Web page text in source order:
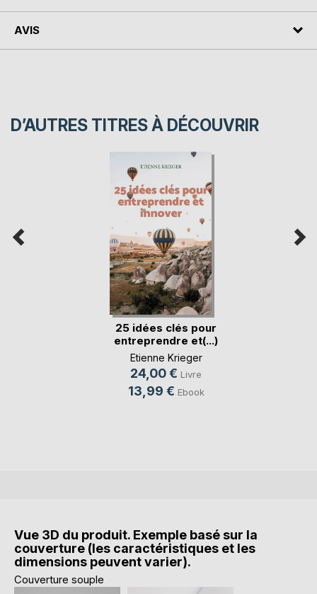
AVIS
D’AUTRES TITRES À DÉCOUVRIR
25 idées clés pour
entreprendre et(...)
Etienne Krieger
24,00 € Livre
13,99 € Ebook
Vue 3D du produit. Exemple basé sur la
couverture (les caractéristiques et les
dimensions peuvent varier).
Couverture souple